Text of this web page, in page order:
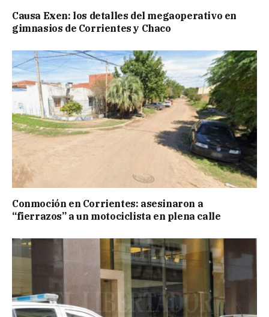
Causa Exen: los detalles del megaoperativo en
gimnasios de Corrientes y Chaco
Conmoción en Corrientes: asesinaron a
“fierrazos” a un motociclista en plena calle